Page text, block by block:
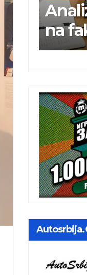
upisa
i
tržišta